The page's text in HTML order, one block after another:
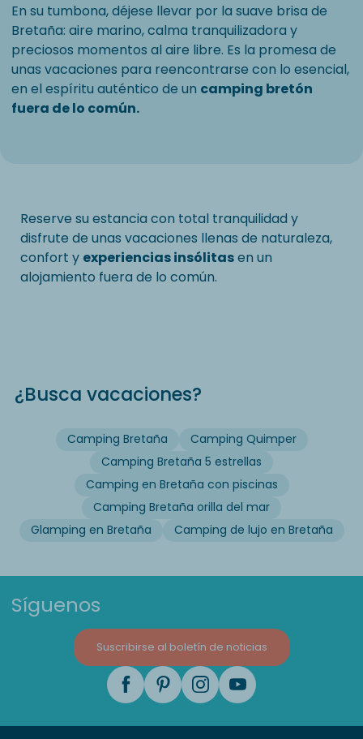
En su tumbona, déjese llevar por la suave brisa de
Bretaña: aire marino, calma tranquilizadora y
preciosos momentos al aire libre. Es la promesa de
unas vacaciones para reencontrarse con lo esencial,
en el espíritu auténtico de un camping bretón
fuera de lo común.
Reserve su estancia con total tranquilidad y
disfrute de unas vacaciones llenas de naturaleza,
confort y experiencias insólitasen un
alojamiento fuera de lo común.
¿Busca vacaciones?
Camping Bretaña
Camping Quimper
Camping Bretaña 5 estrellas
Camping en Bretaña con piscinas
Camping Bretaña orilla del mar
Glamping en Bretaña
Camping de lujo en Bretaña
Síguenos
Suscribirse al boletín de noticias